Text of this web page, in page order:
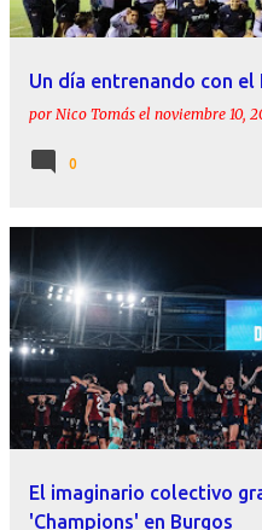
Un día entrenando con el
por Nico Tomás el noviembre 10,
0
El imaginario colectivo
'Champions' en Burgos